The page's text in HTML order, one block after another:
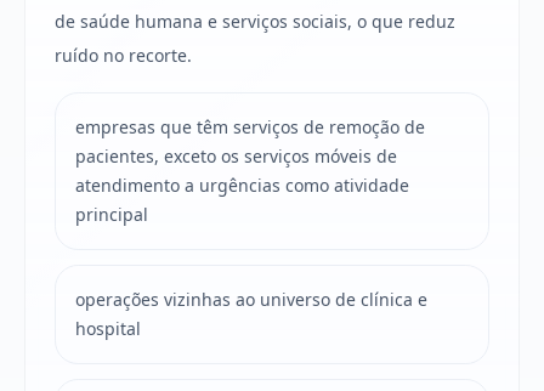
de saúde humana e serviços sociais, o que reduz
ruído no recorte.
empresas que têm serviços de remoção de
pacientes, exceto os serviços móveis de
atendimento a urgências como atividade
principal
operações vizinhas ao universo de clínica e
hospital